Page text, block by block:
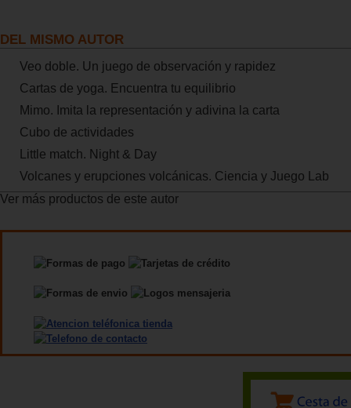
DEL MISMO AUTOR
Veo doble. Un juego de observación y rapidez
Cartas de yoga. Encuentra tu equilibrio
Mimo. Imita la representación y adivina la carta
Cubo de actividades
Little match. Night & Day
Volcanes y erupciones volcánicas. Ciencia y Juego Lab
Ver más productos de este autor